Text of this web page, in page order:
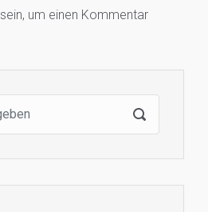
sein, um einen Kommentar